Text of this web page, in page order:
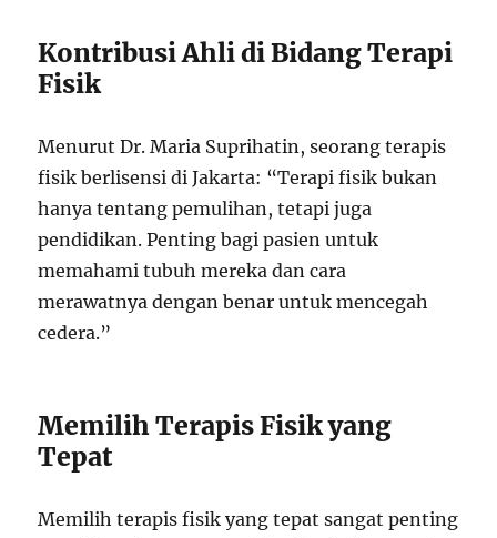
Kontribusi Ahli di Bidang Terapi
Fisik
Menurut Dr. Maria Suprihatin, seorang terapis
fisik berlisensi di Jakarta: “Terapi fisik bukan
hanya tentang pemulihan, tetapi juga
pendidikan. Penting bagi pasien untuk
memahami tubuh mereka dan cara
merawatnya dengan benar untuk mencegah
cedera.”
Memilih Terapis Fisik yang
Tepat
Memilih terapis fisik yang tepat sangat penting